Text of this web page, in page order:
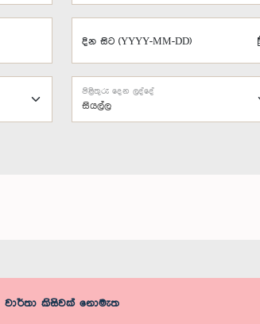
දින සිට (YYYY-MM-DD)
සියල්ල
පිළිතුරු දෙන ලද්දේ
වාර්තා කිසිවක් නොමැත